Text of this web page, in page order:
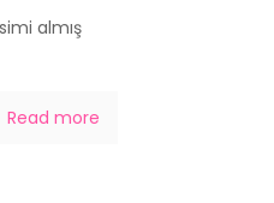
almış
Read more